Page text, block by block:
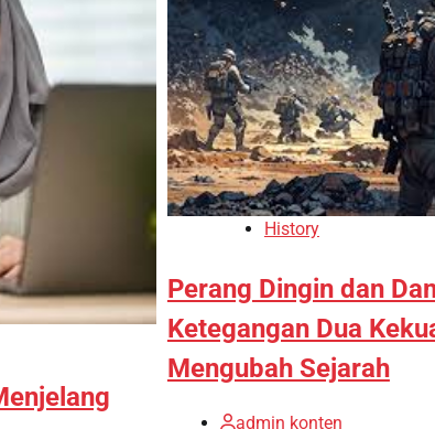
History
Perang Dingin dan
Ketegangan Dua
Mengubah Sejarah
admin konten